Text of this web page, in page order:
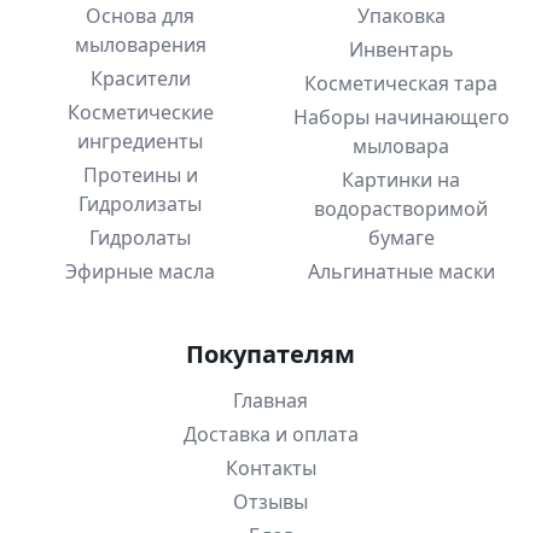
Основа для
мыловарения
Красители
Косметические
ингредиенты
Протеины и
Гидролизаты
Гидролаты
Эфирные масла
Упаковка
Инвентарь
Косметическая тара
Наборы начинающего
мыловара
Картинки на
водорастворимой
бумаге
Альгинатные маски
Покупателям
Главная
Доставка и оплата
Контакты
Отзывы